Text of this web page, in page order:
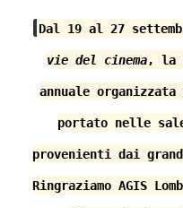
Dal 19 al 27
vie del cinema, la
annuale organizzata
portato nelle
provenienti dai
Ringraziamo AGIS